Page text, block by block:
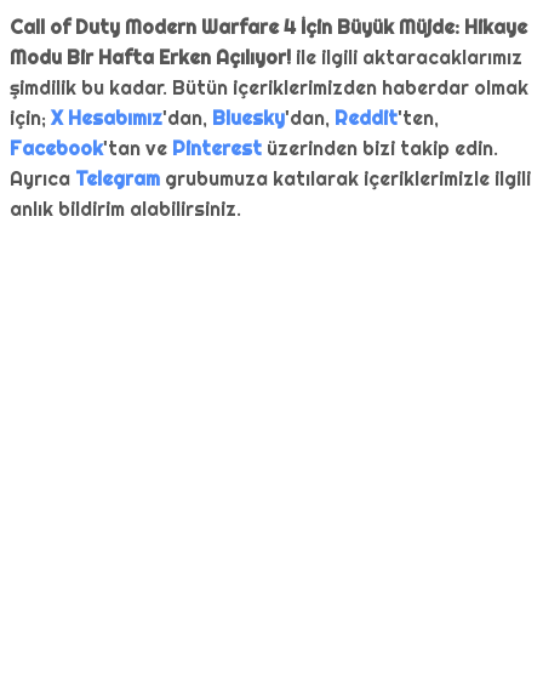
Call of Duty Modern Warfare 4 İçin Büyük Müjde: Hikaye
Modu Bir Hafta Erken Açılıyor! ile ilgili aktaracaklarımız
şimdilik bu kadar. Bütün içeriklerimizden haberdar olmak
için; X Hesabımız'dan, Bluesky'dan, Reddit'ten,
Facebook'tan ve Pinterest üzerinden bizi takip edin.
Ayrıca Telegram grubumuza katılarak içeriklerimizle ilgili
anlık bildirim alabilirsiniz.